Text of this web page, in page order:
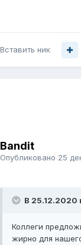
Вставить ник
Bandit
Опубликовано 25
В 25.12.2020
Коллеги
жирно для